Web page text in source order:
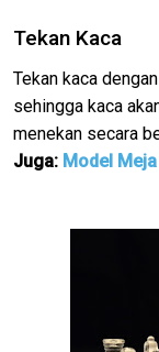
Tekan Kaca
Tekan kaca
sehingga kaca
menekan secara
Juga: Model